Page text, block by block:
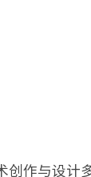
作与设计